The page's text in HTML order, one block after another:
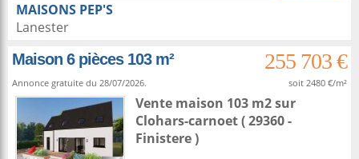
MAISONS PEP'S
Lanester
Maison 6 pièces 103 m²
255 703 €
Annonce gratuite du 28/07/2026. soit 2480 €/m²
Vente maison 103 m2sur
Clohars-carnoet( 29360 -
Finistere )